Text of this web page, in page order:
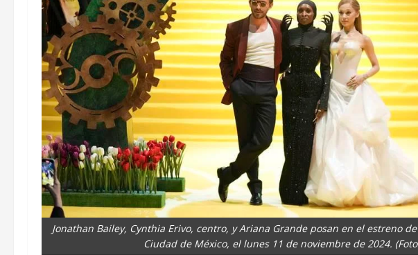
Jonathan Bailey, Cynthia Erivo, centro, y Ariana Grande posan en el estreno
Ciudad de México, el lunes 11 de noviembre de 2024.